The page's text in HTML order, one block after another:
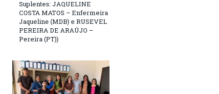
Suplentes: JAQUELINE
COSTA MATOS – Enfermeira
Jaqueline (MDB) e RUSEVEL
PEREIRA DE ARAÚJO –
Pereira (PT))